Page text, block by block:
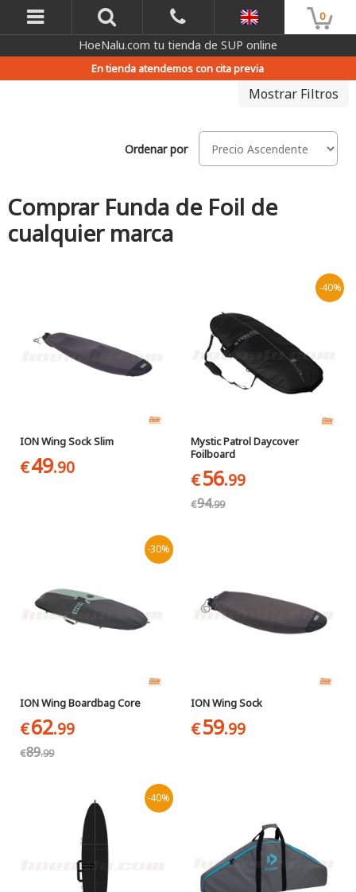
0
HoeNalu.com tu tienda de SUP online
En tienda atendemos con cita previa
Mostrar Filtros
Ordenar por
Comprar Funda de Foil de
cualquier marca
ION Wing Sock Slim
€49.90
-40%
Mystic Patrol Daycover
Foilboard
€56.99
€94.99
-30%
ION Wing Boardbag Core
€62.99
€89.99
ION Wing Sock
€59.99
-40%